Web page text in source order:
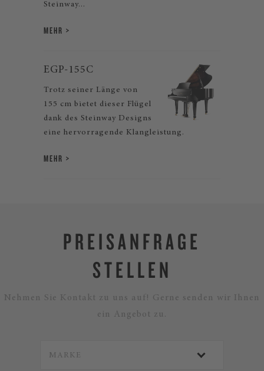
Steinway...
MEHR
EGP-155C
Trotz seiner Länge von
155 cm bietet dieser Flügel
dank des Steinway Designs
eine hervorragende Klangleistung.
MEHR
PREISANFRAGE
STELLEN
Nehmen Sie Kontakt zu uns auf! Gerne senden wir Ihnen
ein Angebot zu.